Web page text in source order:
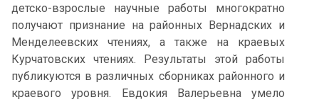
детско-взрослые научные работы многократно
получают признание на районных Вернадских и
Менделеевских чтениях, а также на краевых
Курчатовских чтениях. Результаты этой работы
публикуются в различных сборниках районного и
краевого уровня. Евдокия Валерьевна умело